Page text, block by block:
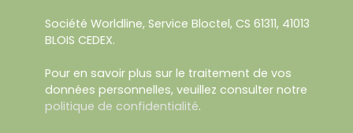
Société Worldline, Service Bloctel, CS 61311, 41013
BLOIS CEDEX.
Pour en savoir plus sur le traitement de vos
données personnelles, veuillez consulter notre
politique de confidentialité.